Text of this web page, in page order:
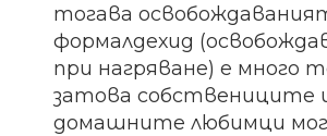
тогава
формалдехид
при нагряване) е много
затова собствениците
домашните любимци